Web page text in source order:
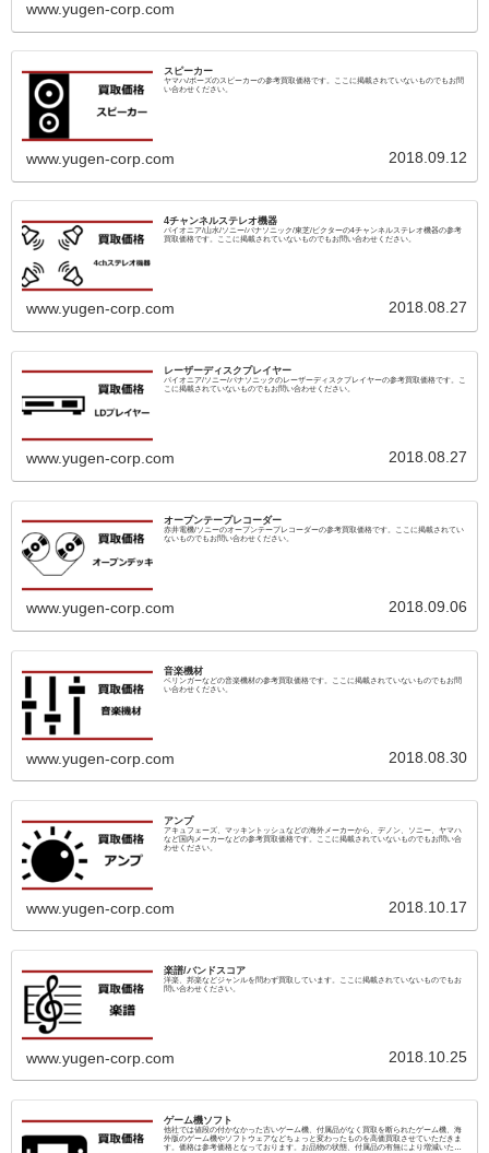
www.yugen-corp.com
スピーカー
ヤマハ/ボーズのスピーカーの参考買取価格です。ここに掲載されていないものでもお問
い合わせください。
www.yugen-corp.com 2018.09.12
4チャンネルステレオ機器
パイオニア/山水/ソニー/パナソニック/東芝/ビクターの4チャンネルステレオ機器の参考
買取価格です。ここに掲載されていないものでもお問い合わせください。
www.yugen-corp.com 2018.08.27
レーザーディスクプレイヤー
パイオニア/ソニー/パナソニックのレーザーディスクプレイヤーの参考買取価格です。こ
こに掲載されていないものでもお問い合わせください。
www.yugen-corp.com 2018.08.27
オープンテープレコーダー
赤井電機/ソニーのオープンテープレコーダーの参考買取価格です。ここに掲載されてい
ないものでもお問い合わせください。
www.yugen-corp.com 2018.09.06
音楽機材
ベリンガーなどの音楽機材の参考買取価格です。ここに掲載されていないものでもお問
い合わせください。
www.yugen-corp.com 2018.08.30
アンプ
アキュフェーズ、マッキントッシュなどの海外メーカーから、デノン、ソニー、ヤマハ
など国内メーカーなどの参考買取価格です。ここに掲載されていないものでもお問い合
わせください。
www.yugen-corp.com 2018.10.17
楽譜/バンドスコア
洋楽、邦楽などジャンルを問わず買取しています。ここに掲載されていないものでもお
問い合わせください。
www.yugen-corp.com 2018.10.25
ゲーム機ソフト
他社では値段の付かなかった古いゲーム機、付属品がなく買取を断られたゲーム機、海
外版のゲーム機やソフトウェアなどちょっと変わったものを高価買取させていただきま
す。価格は参考価格となっております。お品物の状態、付属品の有無により増減いたし